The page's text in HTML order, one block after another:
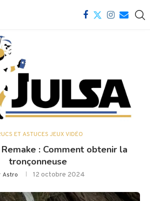
ET ASTUCES JEUX VIDÉO
: Comment obtenir la
tronçonneuse
Astro 12 octobre 2024